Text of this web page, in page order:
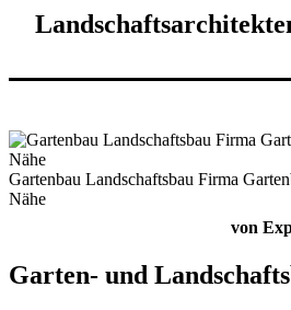
Gartenbau Landschaftsbau Firma
Nähe
von
Garten- und